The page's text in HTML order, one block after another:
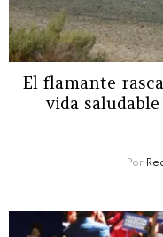
El flamante
vida
Por